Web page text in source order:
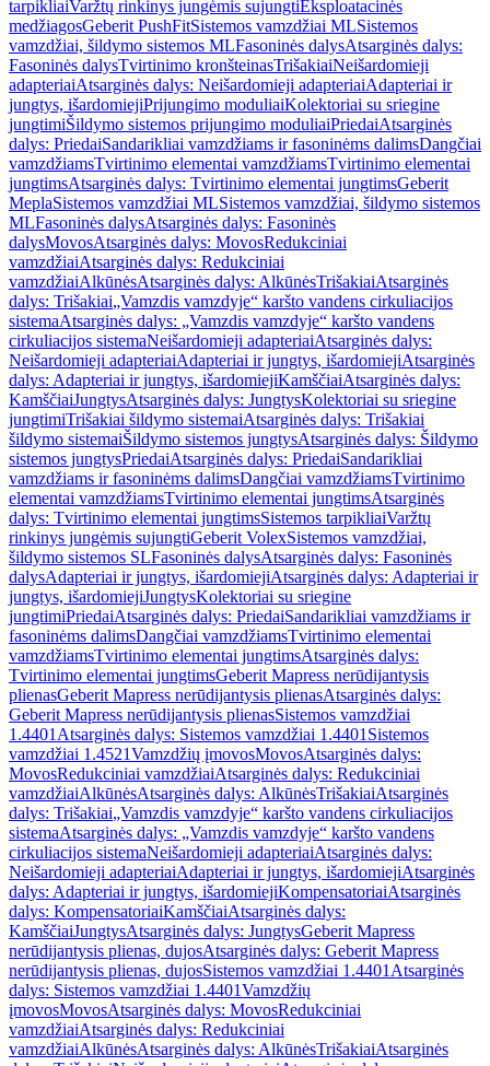
tarpikliaiVaržtų rinkinys jungėmis sujungtiEksploatacinės
medžiagosGeberit PushFitSistemos vamzdžiai MLSistemos
vamzdžiai, šildymo sistemos MLFasoninės dalysAtsarginės dalys:
Fasoninės dalysTvirtinimo kronšteinasTrišakiaiNeišardomieji
adapteriaiAtsarginės dalys: Neišardomieji adapteriaiAdapteriai ir
jungtys, išardomiejiPrijungimo moduliaiKolektoriai su sriegine
jungtimiŠildymo sistemos prijungimo moduliaiPriedaiAtsarginės
dalys: PriedaiSandarikliai vamzdžiams ir fasoninėms dalimsDangčiai
vamzdžiamsTvirtinimo elementai vamzdžiamsTvirtinimo elementai
jungtimsAtsarginės dalys: Tvirtinimo elementai jungtimsGeberit
MeplaSistemos vamzdžiai MLSistemos vamzdžiai, šildymo sistemos
MLFasoninės dalysAtsarginės dalys: Fasoninės
dalysMovosAtsarginės dalys: MovosRedukciniai
vamzdžiaiAtsarginės dalys: Redukciniai
vamzdžiaiAlkūnėsAtsarginės dalys: AlkūnėsTrišakiaiAtsarginės
dalys: Trišakiai„Vamzdis vamzdyje“ karšto vandens cirkuliacijos
sistemaAtsarginės dalys: „Vamzdis vamzdyje“ karšto vandens
cirkuliacijos sistemaNeišardomieji adapteriaiAtsarginės dalys:
Neišardomieji adapteriaiAdapteriai ir jungtys, išardomiejiAtsarginės
dalys: Adapteriai ir jungtys, išardomiejiKamščiaiAtsarginės dalys:
KamščiaiJungtysAtsarginės dalys: JungtysKolektoriai su sriegine
jungtimiTrišakiai šildymo sistemaiAtsarginės dalys: Trišakiai
šildymo sistemaiŠildymo sistemos jungtysAtsarginės dalys: Šildymo
sistemos jungtysPriedaiAtsarginės dalys: PriedaiSandarikliai
vamzdžiams ir fasoninėms dalimsDangčiai vamzdžiamsTvirtinimo
elementai vamzdžiamsTvirtinimo elementai jungtimsAtsarginės
dalys: Tvirtinimo elementai jungtimsSistemos tarpikliaiVaržtų
rinkinys jungėmis sujungtiGeberit VolexSistemos vamzdžiai,
šildymo sistemos SLFasoninės dalysAtsarginės dalys: Fasoninės
dalysAdapteriai ir jungtys, išardomiejiAtsarginės dalys: Adapteriai ir
jungtys, išardomiejiJungtysKolektoriai su sriegine
jungtimiPriedaiAtsarginės dalys: PriedaiSandarikliai vamzdžiams ir
fasoninėms dalimsDangčiai vamzdžiamsTvirtinimo elementai
vamzdžiamsTvirtinimo elementai jungtimsAtsarginės dalys:
Tvirtinimo elementai jungtimsGeberit Mapress nerūdijantysis
plienasGeberit Mapress nerūdijantysis plienasAtsarginės dalys:
Geberit Mapress nerūdijantysis plienasSistemos vamzdžiai
1.4401 Atsarginės dalys: Sistemos vamzdžiai 1.4401 Sistemos
vamzdžiai 1.4521Vamzdžių įmovosMovosAtsarginės dalys:
MovosRedukciniai vamzdžiaiAtsarginės dalys: Redukciniai
vamzdžiaiAlkūnėsAtsarginės dalys: AlkūnėsTrišakiaiAtsarginės
dalys: Trišakiai„Vamzdis vamzdyje“ karšto vandens cirkuliacijos
sistemaAtsarginės dalys: „Vamzdis vamzdyje“ karšto vandens
cirkuliacijos sistemaNeišardomieji adapteriaiAtsarginės dalys:
Neišardomieji adapteriaiAdapteriai ir jungtys, išardomiejiAtsarginės
dalys: Adapteriai ir jungtys, išardomiejiKompensatoriaiAtsarginės
dalys: KompensatoriaiKamščiaiAtsarginės dalys:
KamščiaiJungtysAtsarginės dalys: JungtysGeberit Mapress
nerūdijantysis plienas, dujosAtsarginės dalys: Geberit Mapress
nerūdijantysis plienas, dujosSistemos vamzdžiai 1.4401 Atsarginės
dalys: Sistemos vamzdžiai 1.4401Vamzdžių
įmovosMovosAtsarginės dalys: MovosRedukciniai
vamzdžiaiAtsarginės dalys: Redukciniai
vamzdžiaiAlkūnėsAtsarginės dalys: AlkūnėsTrišakiaiAtsarginės